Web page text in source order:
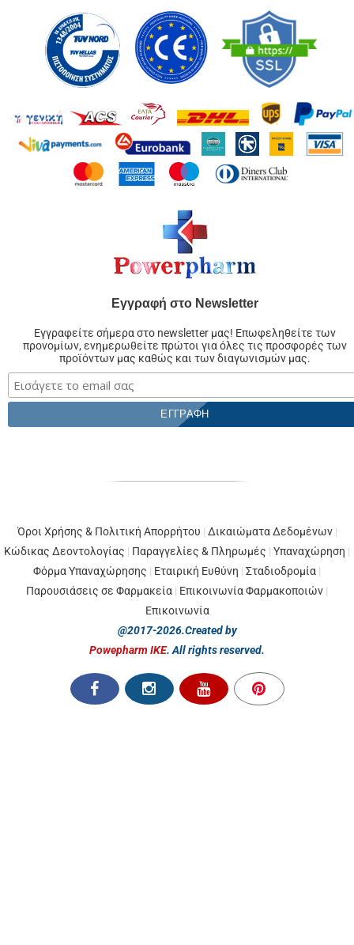
Εγγραφή στο Newsletter
Εγγραφείτε σήμερα στο newsletter μας! Επωφεληθείτε των
προνομίων, ενημερωθείτε πρώτοι για όλες τις προσφορές των
προϊόντων μας καθώς και των διαγωνισμών μας.
Όροι Χρήσης & Πολιτική Απορρήτου | Δικαιώματα Δεδομένων |
Κώδικας Δεοντολογίας | Παραγγελίες & Πληρωμές | Υπαναχώρηση |
Φόρμα Υπαναχώρησης | Εταιρική Ευθύνη | Σταδιοδρομία |
Παρουσιάσεις σε Φαρμακεία | Επικοινωνία Φαρμακοποιών |
Επικοινωνία
@2017-2026.Created by
Powepharm IKE. All rights reserved.